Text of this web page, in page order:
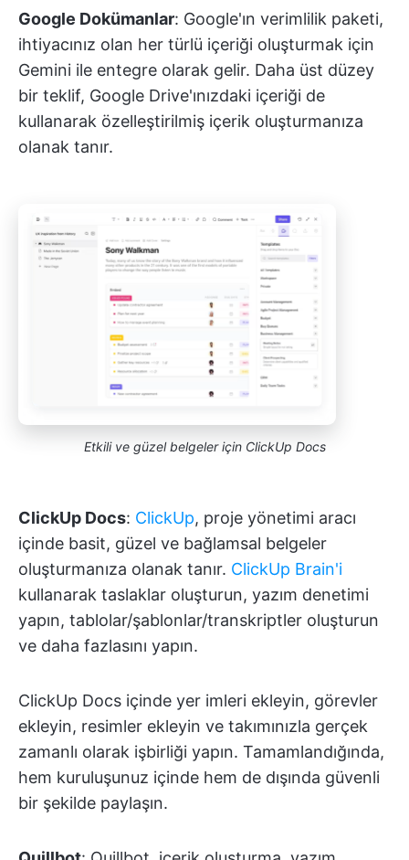
Google Dokümanlar: Google'ın verimlilik paketi,
ihtiyacınız olan her türlü içeriği oluşturmak için
Gemini ile entegre olarak gelir. Daha üst düzey
bir teklif, Google Drive'ınızdaki içeriği de
kullanarak özelleştirilmiş içerik oluşturmanıza
olanak tanır.
Etkili ve güzel belgeler için ClickUp Docs
ClickUp Docs: ClickUp, proje yönetimi aracı
içinde basit, güzel ve bağlamsal belgeler
oluşturmanıza olanak tanır. ClickUp Brain'i
kullanarak taslaklar oluşturun, yazım denetimi
yapın, tablolar/şablonlar/transkriptler oluşturun
ve daha fazlasını yapın.
ClickUp Docs içinde yer imleri ekleyin, görevler
ekleyin, resimler ekleyin ve takımınızla gerçek
zamanlı olarak işbirliği yapın. Tamamlandığında,
hem kuruluşunuz içinde hem de dışında güvenli
bir şekilde paylaşın.